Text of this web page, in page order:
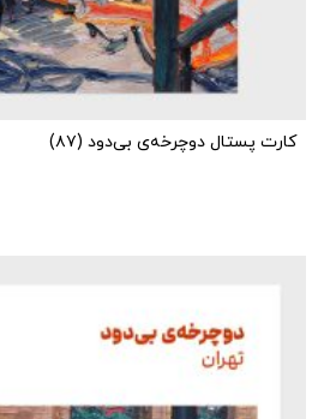
کارت پستال دوچرخه‌ی بی‌دود (۸۷)